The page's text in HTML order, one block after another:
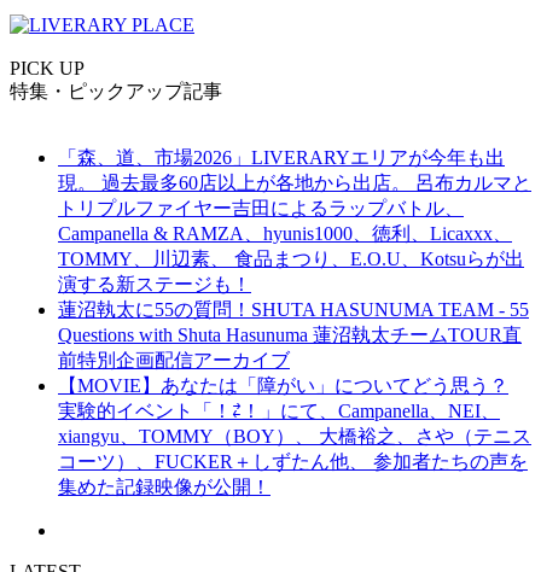
PICK UP
特集・ピックアップ記事
「森、道、市場2026」LIVERARYエリアが今年も出
現。 過去最多60店以上が各地から出店。 呂布カルマと
トリプルファイヤー吉田によるラップバトル、
Campanella & RAMZA、hyunis1000、徳利、Licaxxx、
TOMMY、川辺素、 食品まつり、E.O.U、Kotsuらが出
演する新ステージも！
蓮沼執太に55の質問！SHUTA HASUNUMA TEAM - 55
Questions with Shuta Hasunuma 蓮沼執太チームTOUR直
前特別企画配信アーカイブ
【MOVIE】あなたは「障がい」についてどう思う？
実験的イベント「！⇄！」にて、Campanella、NEI、
xiangyu、TOMMY（BOY）、 大橋裕之、さや（テニス
コーツ）、FUCKER＋しずたん他、 参加者たちの声を
集めた記録映像が公開！